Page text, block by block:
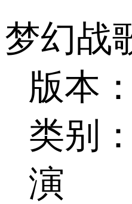
梦幻战
版本
类别
演